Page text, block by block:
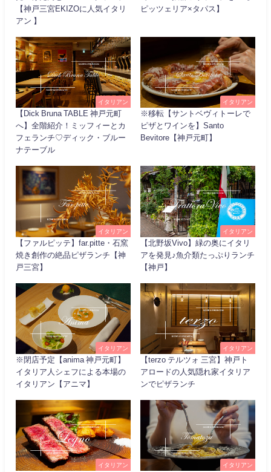
【神戸三宮EKIZOに人気イタリ
アン 】
ピッツェリア×タパス】
イタリアン
【Dick Bruna TABLE 神戸元町
へ】全階紹介！ミッフィーとカ
フェランチ♡ディック・ブルー
ナテーブル
イタリアン
※移転【サントベヴィトーレで
ピザとワインを】Santo
Bevitore【神戸元町】
イタリアン
【ファルピッテ】far.pitte・石窯
焼き創作の絶品ピザランチ【神
戸三宮】
イタリアン
【北野坂Vivo】緑の奥にイタリ
アを発見♪魚介類たっぷりランチ
【神戸】
イタリアン
※閉店予定【anima 神戸元町】
イタリア人シェフによる本場の
イタリアン【アニマ】
イタリアン
【terzo テルツォ 三宮】神戸ト
アロードの人気隠れ家イタリア
ンでピザランチ
イタリアン イタリアン